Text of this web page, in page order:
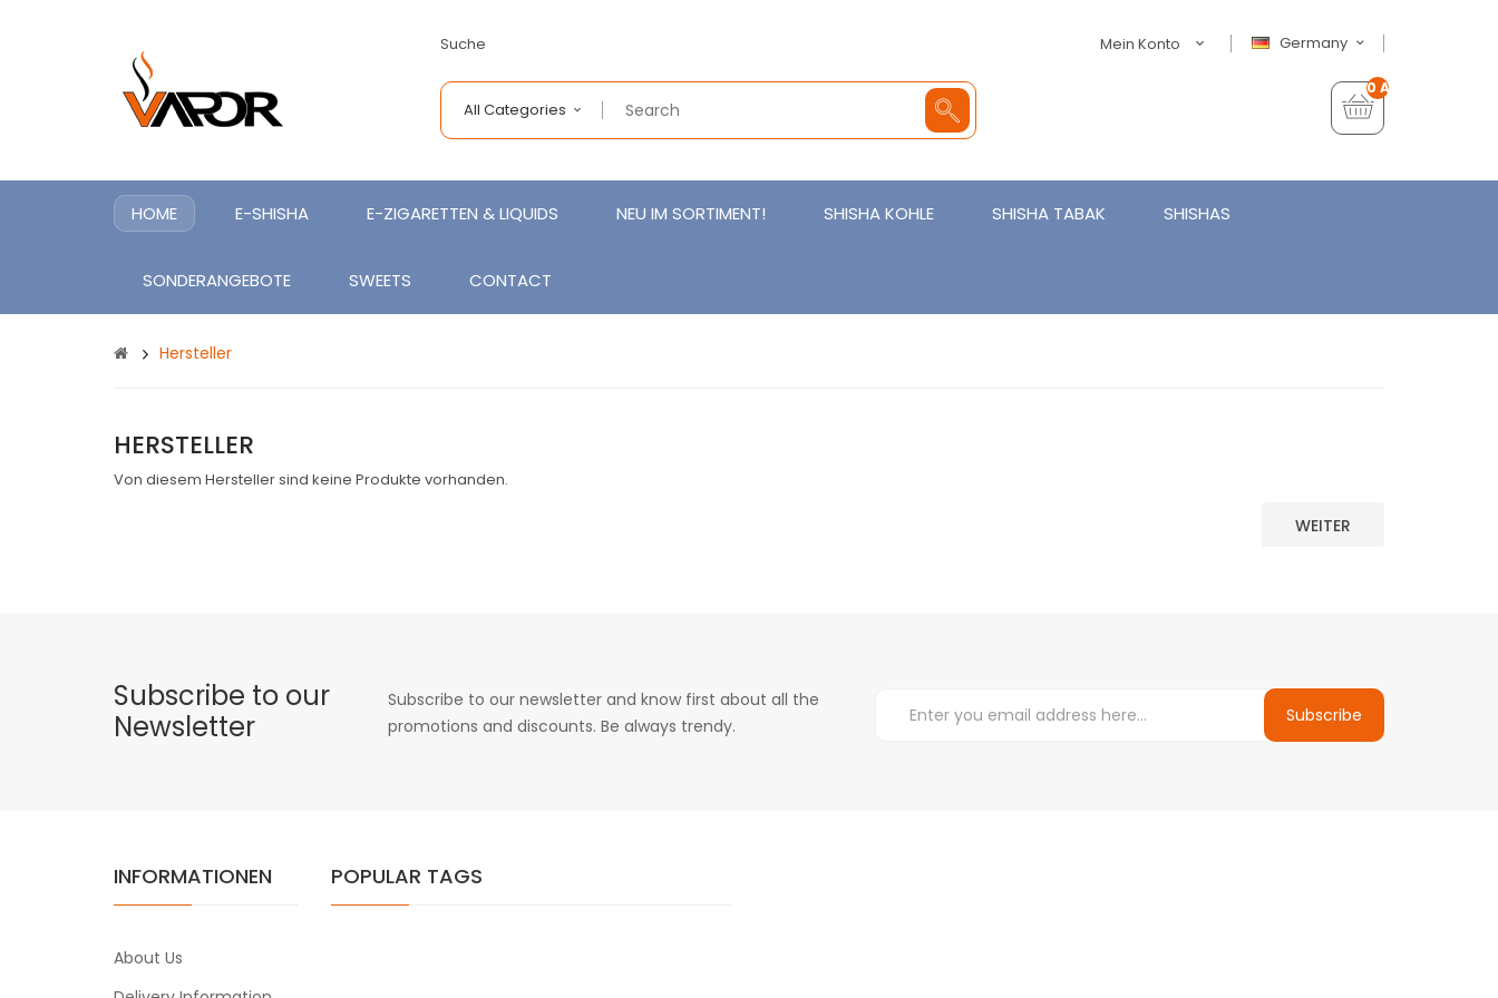
Suche Germany
Mein Konto
All Categories
0 Artikel - €0,00
HOME E-SHISHA E-ZIGARETTEN & LIQUIDS NEU IM SORTIMENT! SHISHA KOHLE SHISHA TABAK SHISHAS
SONDERANGEBOTE SWEETS CONTACT
Hersteller
HERSTELLER
Von diesem Hersteller sind keine Produkte vorhanden.
WEITER
Subscribe to our
Newsletter
Subscribe to our newsletter and know first about all the
promotions and discounts. Be always trendy.
Subscribe
INFORMATIONEN
About Us
POPULAR TAGS